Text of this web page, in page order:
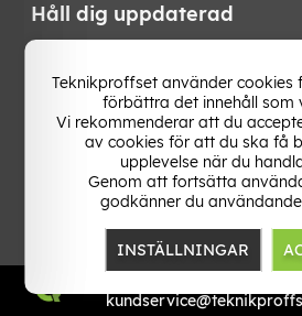
Håll dig uppdaterad
bästa tipsen från oss direkt i din
vårt nyhetsbrev!
Teknikproffset använder cookies
förbättra det innehåll som
Vi rekommenderar att du
av cookies för att du ska få
upplevelse när du
Genom att fortsätta
godkänner du
INSTÄLLNINGAR